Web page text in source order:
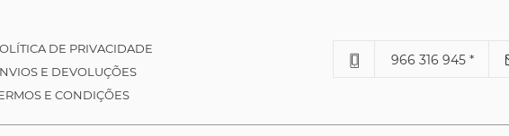
DE PRIVACIDADE
E DEVOLUÇÕES
E CONDIÇÕES
966 316 945 *